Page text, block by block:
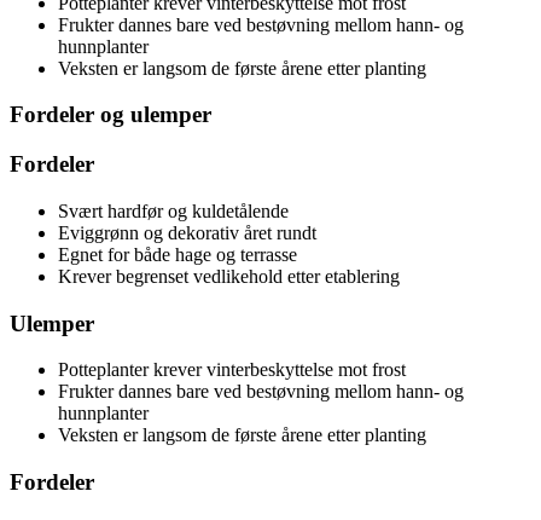
Frukter dannes bare ved bestøvning mellom hann- og
hunnplanter
Veksten er langsom de første årene etter planting
Fordeler og ulemper
Fordeler
Svært hardfør og kuldetålende
Eviggrønn og dekorativ året rundt
Egnet for både hage og terrasse
Krever begrenset vedlikehold etter etablering
Ulemper
Potteplanter krever vinterbeskyttelse mot frost
Frukter dannes bare ved bestøvning mellom hann- og
hunnplanter
Veksten er langsom de første årene etter planting
Fordeler